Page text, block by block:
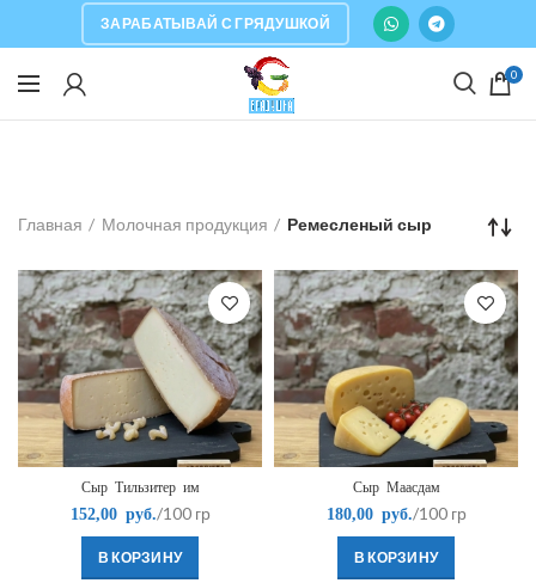
ЗАРАБАТЫВАЙ С ГРЯДУШКОЙ
0
Главная Молочная продукция Ремесленый сыр
Сыр Тильзитер им
152,00руб. /100 гр
В КОРЗИНУ
Сыр Маасдам
180,00руб. /100 гр
В КОРЗИНУ